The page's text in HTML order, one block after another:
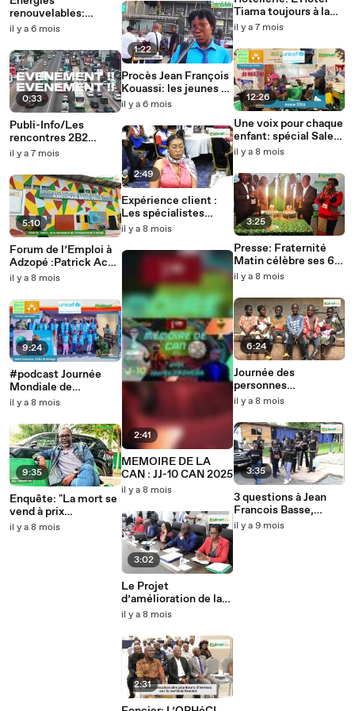
renouvelables:
L’association Light-
université éphémère
il y a 6 mois
0:33
Publi-Info/Les
rencontres 2B2
Égypte-Côte d'Ivoire
il y a 7 mois
5:10
Forum de l’Emploi à
Adzopé :Patrick Achi
appelle la jeunesse de
destin en main
il y a 8 mois
9:24
#podcast Journée
Mondiale de
l’Enfance 2025 à
il y a 8 mois
9:35
Enquête: "La mort se
vend à prix
d'influence sur
il y a 8 mois
1:22
Procès Jean François
Kouassi: les jeunes se
prononcent
il y a 6 mois
2:49
Expérience client :
Les spécialistes
ivoiriens renforcent
il y a 8 mois
2:41
MEMOIRE DE LA
CAN : JJ-10 CAN 2025
il y a 8 mois
3:02
Le Projet
d’amélioration de la
gouvernance, pour la
services de base aux
citoyens: le bilan au
centre d’une
rencontre
il y a 8 mois
2:31
Tiama toujours à la
pointe
il y a 7 mois
12:26
Une voix pour chaque
enfant: spécial Salea
avec Jeanne Tessia
il y a 8 mois
3:25
Presse: Fraternité
Matin célèbre ses 61
ans
il y a 8 mois
6:24
Journée des
personnes
handicapées: Jean
évoque les chantiers
prioritaires
il y a 8 mois
3:35
3 questions à Jean
Francois Basse,
Représentant de
il y a 9 mois